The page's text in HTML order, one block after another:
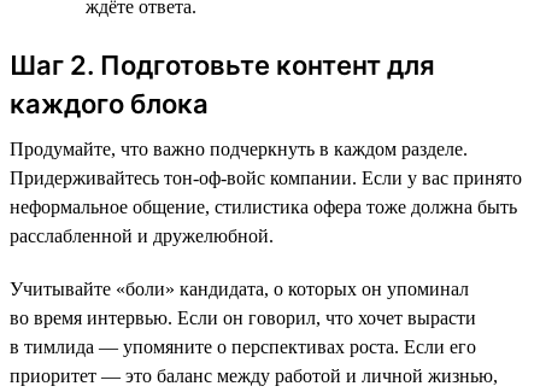
ждёте ответа.
Шаг 2. Подготовьте контент для
каждого блока
Продумайте, что важно подчеркнуть в каждом разделе.
Придерживайтесь тон-оф-войс компании. Если у вас принято
неформальное общение, стилистика офера тоже должна быть
расслабленной и дружелюбной.
Учитывайте «боли» кандидата, о которых он упоминал
во время интервью. Если он говорил, что хочет вырасти
в тимлида — упомяните о перспективах роста. Если его
приоритет — это баланс между работой и личной жизнью,